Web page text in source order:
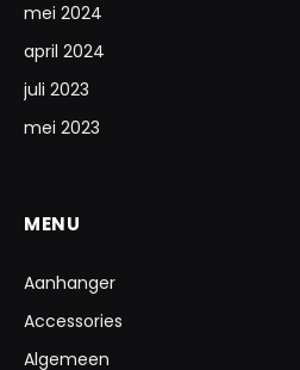
mei 2024
april 2024
juli 2023
mei 2023
MENU
Aanhanger
Accessories
Algemeen